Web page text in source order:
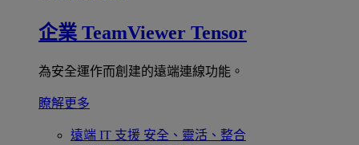
企業 TeamViewer Tensor
為安全運作而創建的遠端連線功能。
瞭解更多
遠端 IT 支援 安全、靈活、整合